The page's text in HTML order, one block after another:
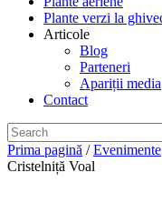
Plante verzi la
Articole
Blog
Parteneri
Apariții media
Contact
Prima pagină /Evenimente
Cristelniță Voal